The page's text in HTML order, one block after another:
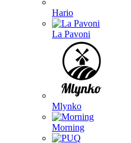
Hario
La Pavoni
Mlynko
Morning